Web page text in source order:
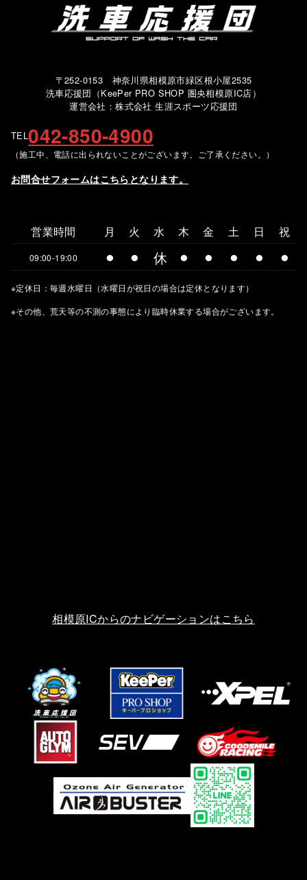
〒252-0153 神奈川県相模原市緑区根小屋2535
洗車応援団（KeePer PRO SHOP 圏央相模原IC店）
運営会社：株式会社 生涯スポーツ応援団
TEL042-850-4900
（施工中、電話に出られないことがございます。ご了承ください。）
お問合せフォームはこちらとなります。
営業時間 月 火 水 木 金 土 日 祝
09:00-19:00 ⚫︎ ⚫︎ 休 ⚫︎ ⚫︎ ⚫︎ ⚫︎ ⚫︎
※定休日：毎週水曜日（水曜日が祝日の場合は定休となります）
※その他、荒天等の不測の事態により臨時休業する場合がございます。
相模原ICからのナビゲーションはこちら